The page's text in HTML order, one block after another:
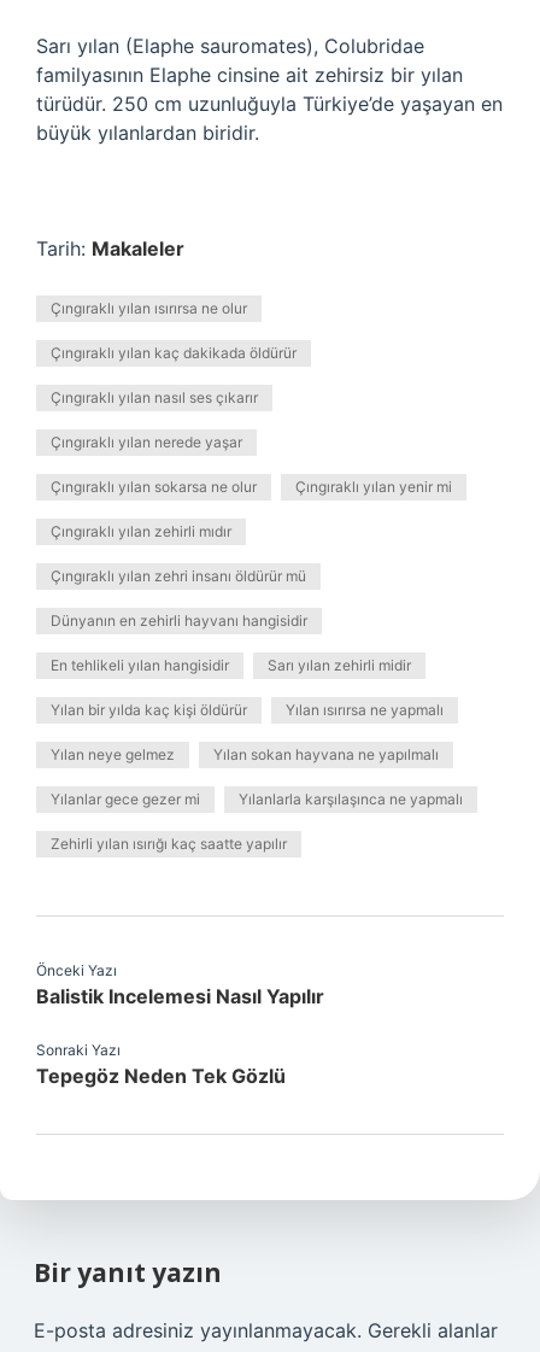
Sarı yılan (Elaphe sauromates), Colubridae
familyasının Elaphe cinsine ait zehirsiz bir yılan
türüdür. 250 cm uzunluğuyla Türkiye’de yaşayan en
büyük yılanlardan biridir.
Tarih: Makaleler
Çıngıraklı yılan ısırırsa ne olur
Çıngıraklı yılan kaç dakikada öldürür
Çıngıraklı yılan nasıl ses çıkarır
Çıngıraklı yılan nerede yaşar
Çıngıraklı yılan sokarsa ne olur Çıngıraklı yılan yenir mi
Çıngıraklı yılan zehirli mıdır
Çıngıraklı yılan zehri insanı öldürür mü
Dünyanın en zehirli hayvanı hangisidir
En tehlikeli yılan hangisidir Sarı yılan zehirli midir
Yılan bir yılda kaç kişi öldürür Yılan ısırırsa ne yapmalı
Yılan neye gelmez Yılan sokan hayvana ne yapılmalı
Yılanlar gece gezer mi Yılanlarla karşılaşınca ne yapmalı
Zehirli yılan ısırığı kaç saatte yapılır
Önceki Yazı
Balistik Incelemesi Nasıl Yapılır
Sonraki Yazı
Tepegöz Neden Tek Gözlü
Bir yanıt yazın
E-posta adresiniz yayınlanmayacak. Gerekli alanlar